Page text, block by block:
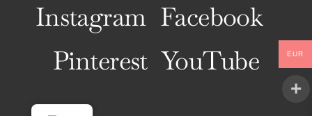
Instagram Facebook
Pinterest YouTube EUR